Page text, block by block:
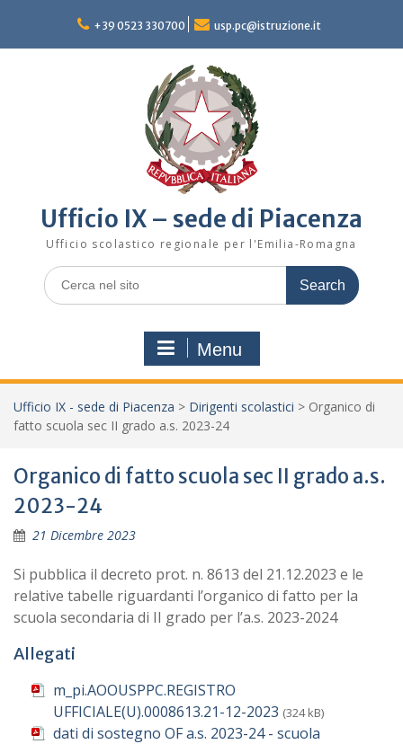
content
+39 0523 330700 usp.pc@istruzione.it
Ufficio IX – sede di Piacenza
Ufficio scolastico regionale per l'Emilia-Romagna
Search
for:
Menu
Ufficio IX - sede di Piacenza > Dirigenti scolastici > Organico di
fatto scuola sec II grado a.s. 2023-24
Organico di fatto scuola sec II grado a.s.
2023-24
21 Dicembre 2023
Si pubblica il decreto prot. n. 8613 del 21.12.2023 e le
relative tabelle riguardanti l’organico di fatto per la
scuola secondaria di II grado per l’a.s. 2023-2024
Allegati
m_pi.AOOUSPPC.REGISTRO
UFFICIALE(U).0008613.21-12-2023 (324 kB)
dati di sostegno OF a.s. 2023-24 - scuola